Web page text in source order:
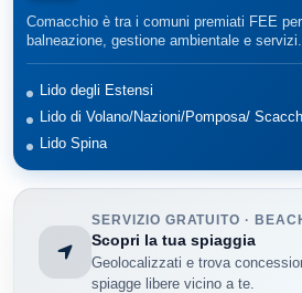
Comacchio è tra i comuni premiati FEE
balneazione, gestione ambientale e servizi.
Lido degli Estensi
Lido di Volano/Nazioni/Pomposa/
Lido Spina
SERVIZIO GRATUITO ·
Scopri la tua spiaggia
Geolocalizzati e trova
spiagge libere vicino a te.